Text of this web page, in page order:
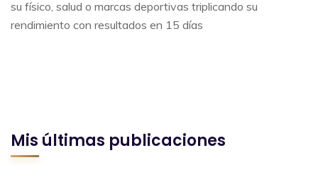
su físico, salud o marcas deportivas triplicando su
rendimiento con resultados en 15 días
Mis últimas publicaciones